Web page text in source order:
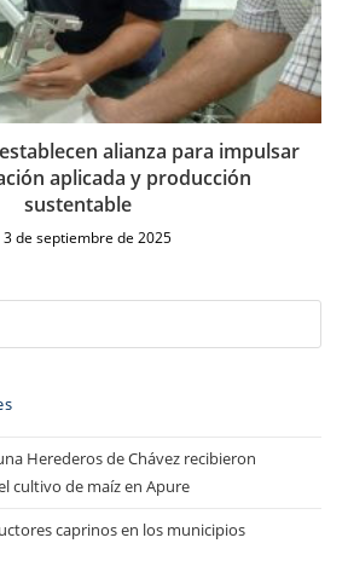
alianza para impulsar
aplicada y producción
sustentable
3 de septiembre de 2025
Herederos de Chávez recibieron
cultivo de maíz en Apure
caprinos en los municipios